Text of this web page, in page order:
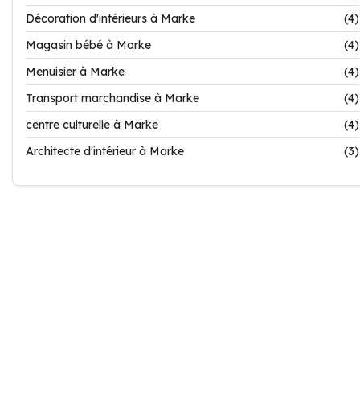
Décoration d'intérieurs à Marke
(4)
Magasin bébé à Marke
(4)
Menuisier à Marke
(4)
Transport marchandise à Marke
(4)
centre culturelle à Marke
(4)
Architecte d'intérieur à Marke
(3)